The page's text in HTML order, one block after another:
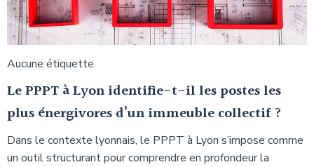
Aucune étiquette
Le PPPT à Lyon identifie-t-il les postes les
plus énergivores d’un immeuble collectif ?
Dans le contexte lyonnais, le PPPT à Lyon s’impose comme
un outil structurant pour comprendre en profondeur la